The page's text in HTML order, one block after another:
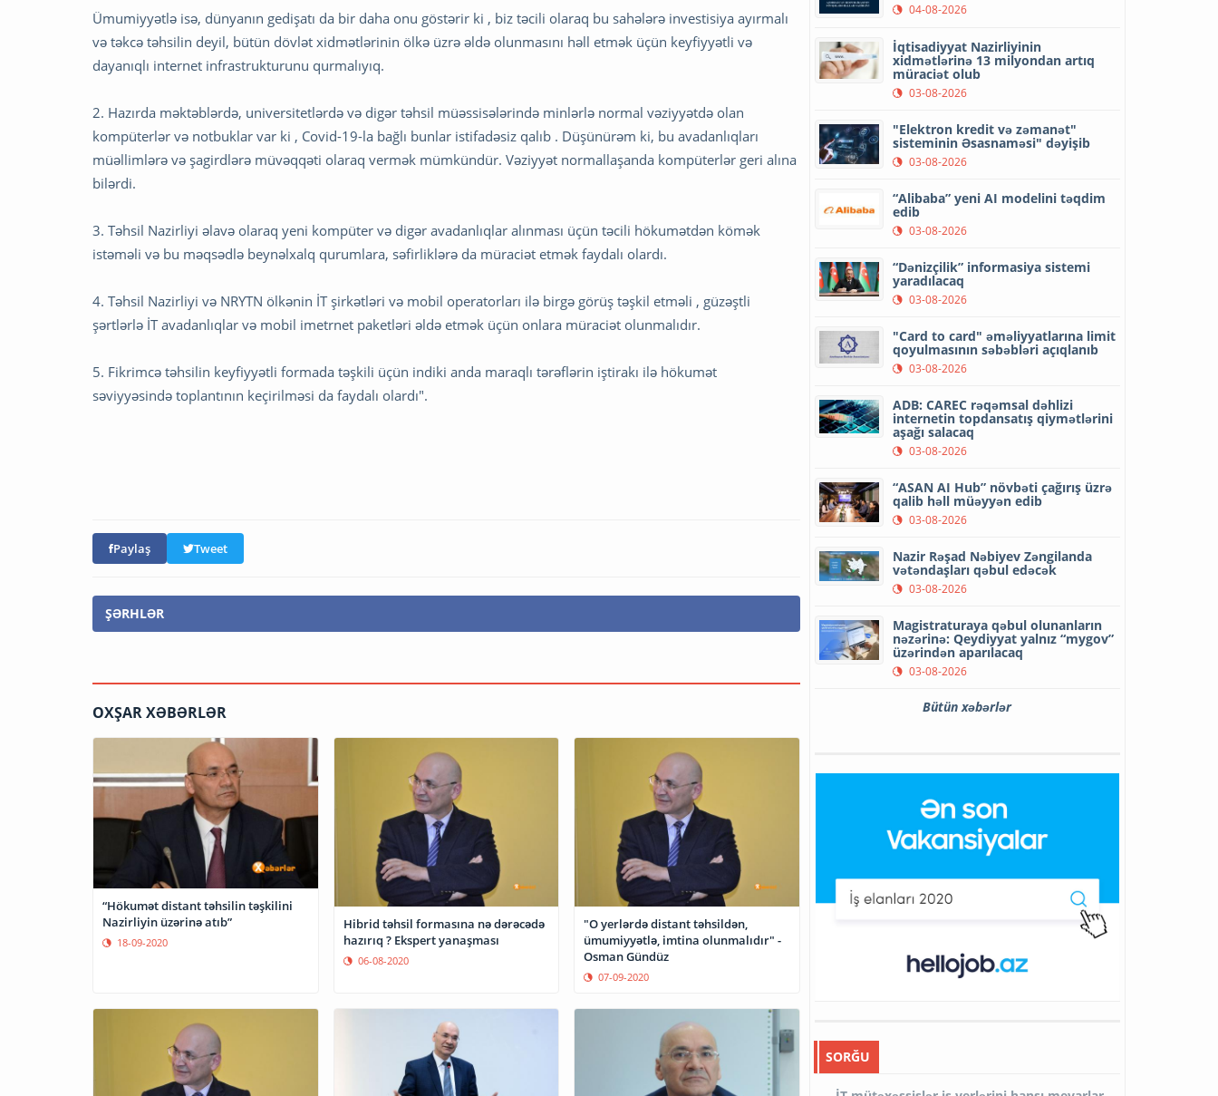
Ümumiyyətlə isə, dünyanın gedişatı da bir daha onu göstərir ki , biz təcili olaraq bu sahələrə investisiya ayırmalı
və təkcə təhsilin deyil, bütün dövlət xidmətlərinin ölkə üzrə əldə olunmasını həll etmək üçün keyfiyyətli və
dayanıqlı internet infrastrukturunu qurmalıyıq.
2. Hazırda məktəblərdə, universitetlərdə və digər təhsil müəssisələrində minlərlə normal vəziyyətdə olan
kompüterlər və notbuklar var ki , Covid-19-la bağlı bunlar istifadəsiz qalıb . Düşünürəm ki, bu avadanlıqları
müəllimlərə və şagirdlərə müvəqqəti olaraq vermək mümkündür. Vəziyyət normallaşanda kompüterlər geri alına
bilərdi.
3. Təhsil Nazirliyi əlavə olaraq yeni kompüter və digər avadanlıqlar alınması üçün təcili hökumətdən kömək
istəməli və bu məqsədlə beynəlxalq qurumlara, səfirliklərə da müraciət etmək faydalı olardı.
4. Təhsil Nazirliyi və NRYTN ölkənin İT şirkətləri və mobil operatorları ilə birgə görüş təşkil etməli , güzəştli
şərtlərlə İT avadanlıqlar və mobil imetrnet paketləri əldə etmək üçün onlara müraciət olunmalıdır.
5. Fikrimcə təhsilin keyfiyyətli formada təşkili üçün indiki anda maraqlı tərəflərin iştirakı ilə hökumət
səviyyəsində toplantının keçirilməsi da faydalı olardı".
Paylaş Tweet
ŞƏRHLƏR
OXŞAR XƏBƏRLƏR
“Hökumət distant təhsilin təşkilini
Nazirliyin üzərinə atıb”
18-09-2020
Hibrid təhsil formasına nə dərəcədə
hazırıq ? Ekspert yanaşması
06-08-2020
"O yerlərdə distant təhsildən,
ümumiyyətlə, imtina olunmalıdır" -
Osman Gündüz
07-09-2020
04-08-2026
İqtisadiyyat Nazirliyinin
xidmətlərinə 13 milyondan artıq
müraciət olub
03-08-2026
"Elektron kredit və zəmanət"
sisteminin Əsasnaməsi" dəyişib
03-08-2026
“Alibaba” yeni AI modelini təqdim
edib
03-08-2026
“Dənizçilik” informasiya sistemi
yaradılacaq
03-08-2026
"Card to card" əməliyyatlarına limit
qoyulmasının səbəbləri açıqlanıb
03-08-2026
ADB: CAREC rəqəmsal dəhlizi
internetin topdansatış qiymətlərini
aşağı salacaq
03-08-2026
“ASAN AI Hub” növbəti çağırış üzrə
qalib həll müəyyən edib
03-08-2026
Nazir Rəşad Nəbiyev Zəngilanda
vətəndaşları qəbul edəcək
03-08-2026
Magistraturaya qəbul olunanların
nəzərinə: Qeydiyyat yalnız “mygov”
üzərindən aparılacaq
03-08-2026
Bütün xəbərlər
SORĞU